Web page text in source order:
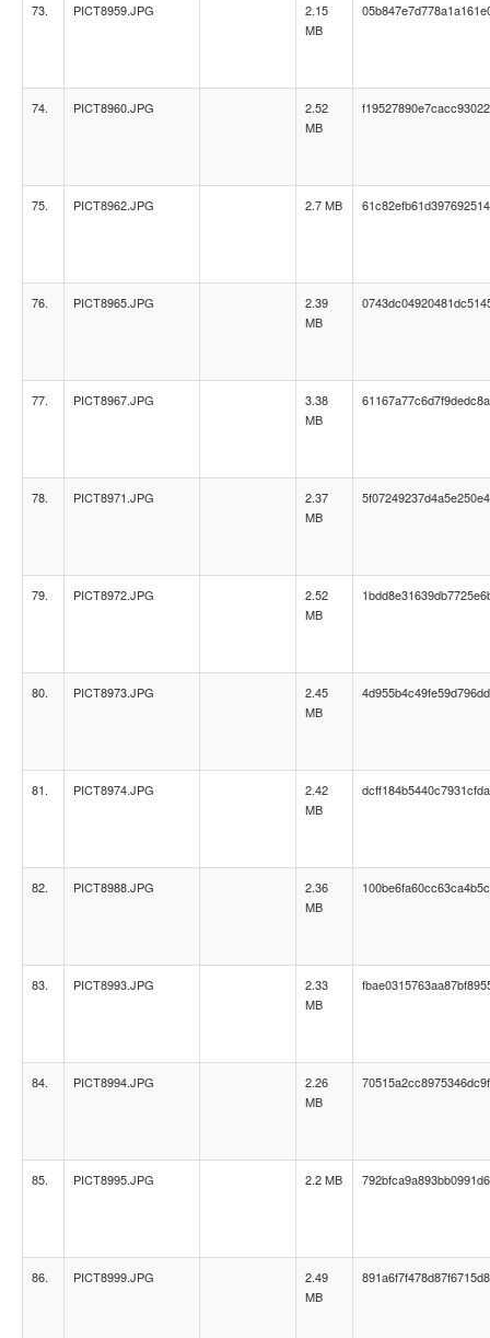
73. PICT8959.JPG
2.15
MB
74. PICT8960.JPG
2.52
MB
75. PICT8962.JPG 2.7 MB
76. PICT8965.JPG
2.39
MB
77. PICT8967.JPG
3.38
MB
78. PICT8971.JPG
2.37
MB
79. PICT8972.JPG
2.52
MB
80. PICT8973.JPG
2.45
MB
81. PICT8974.JPG
2.42
MB
82. PICT8988.JPG
2.36
MB
83. PICT8993.JPG
2.33
MB
84. PICT8994.JPG
2.26
MB
85. PICT8995.JPG 2.2 MB
86. PICT8999.JPG
2.49
MB